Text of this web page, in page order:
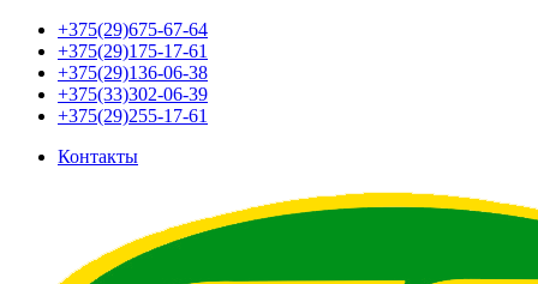
+375(29)675-67-64
+375(29)175-17-61
+375(29)136-06-38
+375(33)302-06-39
+375(29)255-17-61
Контакты